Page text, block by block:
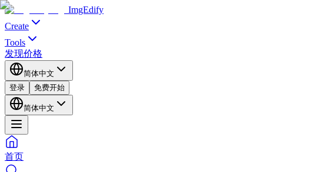
ImgEdify
Create
Tools
发现价格
简体中文
登录
免费开始
简体中文
首页